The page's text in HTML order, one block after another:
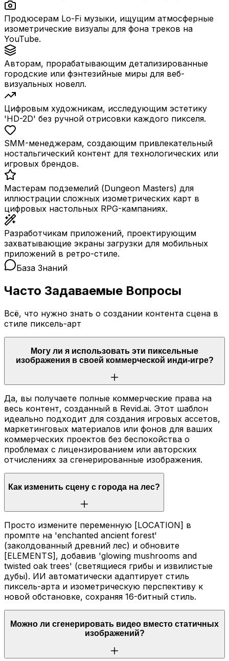
Продюсерам Lo-Fi музыки, ищущим атмосферные
изометрические визуалы для фона треков на
YouTube.
Авторам, прорабатывающим детализированные
городские или фэнтезийные миры для веб-
визуальных новелл.
Цифровым художникам, исследующим эстетику
'HD-2D' без ручной отрисовки каждого пикселя.
SMM-менеджерам, создающим привлекательный
ностальгический контент для технологических или
игровых брендов.
Мастерам подземелий (Dungeon Masters) для
иллюстрации сложных изометрических карт в
цифровых настольных RPG-кампаниях.
Разработчикам приложений, проектирующим
захватывающие экраны загрузки для мобильных
приложений в ретро-стиле.
База Знаний
Часто Задаваемые Вопросы
Всё, что нужно знать о создании контента сцена в
стиле пиксель-арт
Могу ли я использовать эти пиксельные
изображения в своей коммерческой инди-игре?
Да, вы получаете полные коммерческие права на
весь контент, созданный в Revid.ai. Этот шаблон
идеально подходит для создания игровых ассетов,
маркетинговых материалов или фонов для ваших
коммерческих проектов без беспокойства о
проблемах с лицензированием или авторских
отчислениях за сгенерированные изображения.
Как изменить сцену с города на лес?
Просто измените переменную [LOCATION] в
промпте на 'enchanted ancient forest'
(заколдованный древний лес) и обновите
[ELEMENTS], добавив 'glowing mushrooms and
twisted oak trees' (светящиеся грибы и извилистые
дубы). ИИ автоматически адаптирует стиль
пиксель-арта и изометрическую перспективу к
новой обстановке, сохраняя 16-битный стиль.
Можно ли сгенерировать видео вместо статичных
изображений?